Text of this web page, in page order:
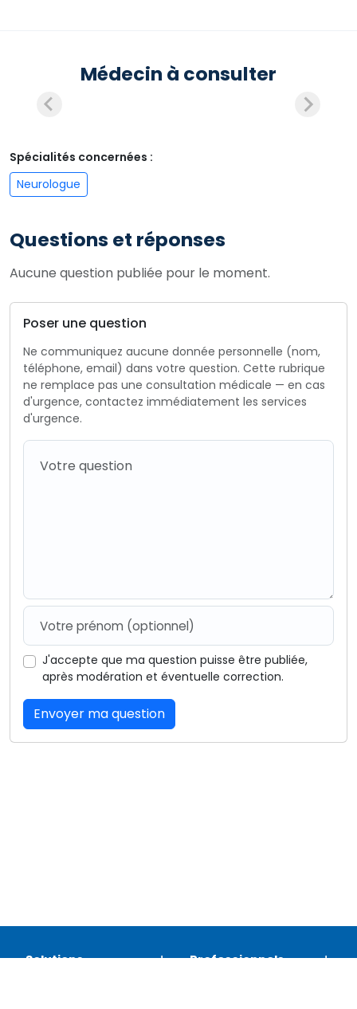
Médecin à consulter
Spécialités concernées :
Neurologue
Questions et réponses
Aucune question publiée pour le moment.
Poser une question
Ne communiquez aucune donnée personnelle (nom,
téléphone, email) dans votre question. Cette rubrique
ne remplace pas une consultation médicale — en cas
d'urgence, contactez immédiatement les services
d'urgence.
J'accepte que ma question puisse être publiée,
après modération et éventuelle correction.
Envoyer ma question
Solutions Professionnels